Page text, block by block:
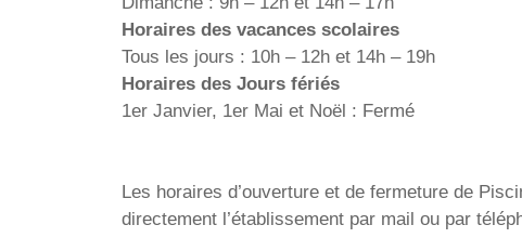
Horaires des vacances scolaires
Tous les jours : 10h – 12h et 14h – 19h
Horaires des Jours fériés
1er Janvier, 1er Mai et Noël : Fermé
Les horaires d’ouverture et de fermeture de
directement l’établissement par mail ou par